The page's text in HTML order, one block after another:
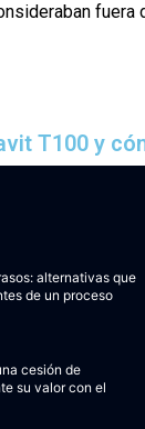
fuera
T100 y
alternativas que
de un proceso
cesión de
su valor con el